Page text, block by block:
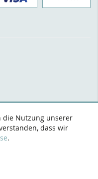
die Nutzung unserer
dass wir
.